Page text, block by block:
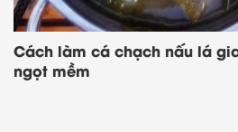
Cách làm cá chạch nấu lá
ngọt mềm